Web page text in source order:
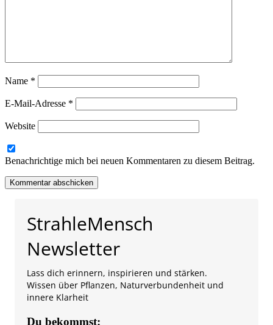
Name *
E-Mail-Adresse *
Website
Benachrichtige mich bei neuen Kommentaren zu diesem Beitrag.
StrahleMensch
Newsletter
Lass dich erinnern, inspirieren und stärken.
Wissen über Pflanzen, Naturverbundenheit und
innere Klarheit
Du bekommst: